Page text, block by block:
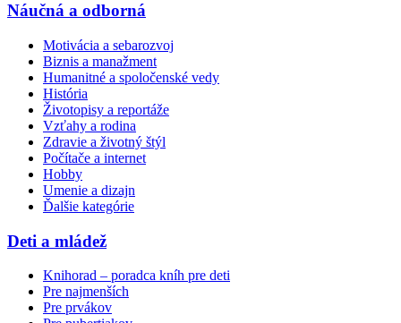
Náučná a odborná
Motivácia a sebarozvoj
Biznis a manažment
Humanitné a spoločenské vedy
História
Životopisy a reportáže
Vzťahy a rodina
Zdravie a životný štýl
Počítače a internet
Hobby
Umenie a dizajn
Ďalšie kategórie
Deti a mládež
Knihorad – poradca kníh pre deti
Pre najmenších
Pre prvákov